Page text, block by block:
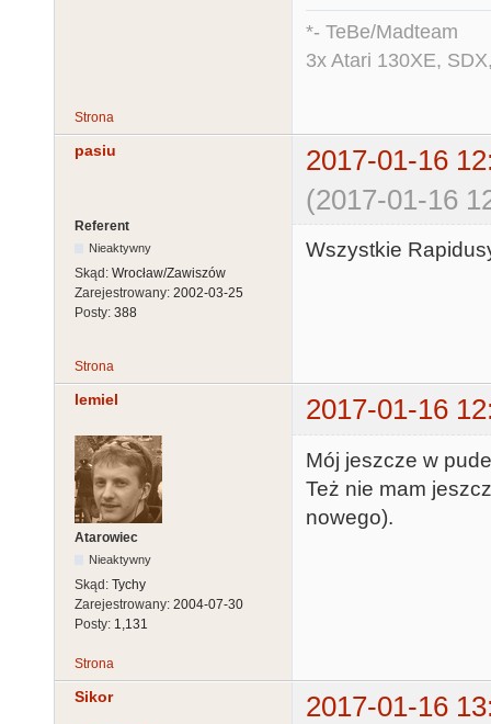
*- TeBe/Madteam
3x Atari 130XE,
Strona
pasiu
2017-01-16
(2017-01-16
Referent
Nieaktywny
Skąd: Wrocław/Zawiszów
Zarejestrowany: 2002-03-25
Posty: 388
Wszystkie
Strona
lemiel 2017-01-16
Atarowiec
Nieaktywny
Skąd: Tychy
Zarejestrowany: 2004-07-30
Posty: 1,131
Mój jeszcze w
Też nie mam
nowego).
Strona
Sikor 2017-01-16